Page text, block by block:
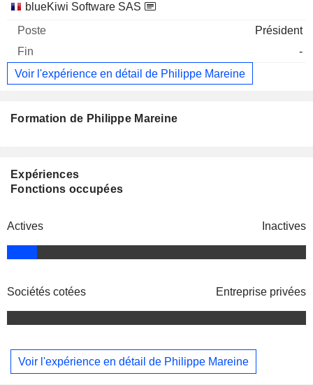
blueKiwi Software SAS
Président
-
Voir l'expérience en détail de Philippe Mareine
Formation de Philippe Mareine
Expériences
Fonctions occupées
Actives Inactives
Sociétés cotées Entreprise privées
Voir l'expérience en détail de Philippe Mareine